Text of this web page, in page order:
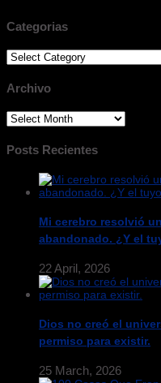
Categorias
Categorias
Archivo
Archivo
Posts Recientes
Mi cerebro resolvió
abandonado. ¿Y el
22 April, 2026
Dios no creó el
permiso para existir.
25 March, 2026